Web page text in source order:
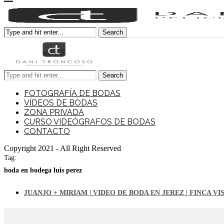
Search
Search
FOTOGRAFÍA DE BODAS
VÍDEOS DE BODAS
ZONA PRIVADA
CURSO VIDEÓGRAFOS DE BODAS
CONTACTO
Copyright 2021 - All Right Reserved
Tag:
boda en bodega luis perez
JUANJO + MIRIAM | VIDEO DE BODA EN JEREZ | FINCA